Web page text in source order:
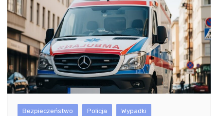
Bezpieczeństwo Policja Wypadki